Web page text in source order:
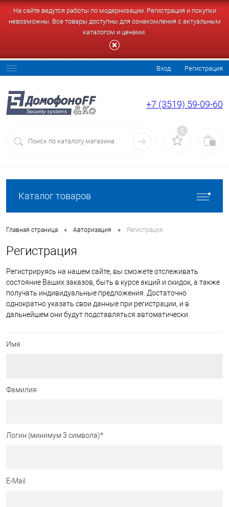
На сайте ведутся работы по модернизации. Регистрация и покупки
невозможны. Все товары доступны для ознакомления с актуальным
каталогом и ценами.
Вход Регистрация
+7 (3519) 59-09-60
0
Каталог товаров
Главная страница • Авторизация • Регистрация
Регистрация
Регистрируясь на нашем сайте, вы сможете отслеживать
состояние Ваших заказов, быть в курсе акций и скидок, а также
получать индивидуальные предложения. Достаточно
однократно указать свои данные при регистрации, и в
дальнейшем они будут подставляться автоматически.
Имя
Фамилия
Логин (минимум 3 символа)*
E-Mail